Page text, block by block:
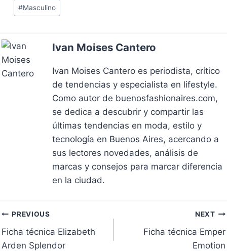
Post
Tags:
#Masculino
Ivan Moises Cantero
Ivan Moises Cantero es periodista, crítico
de tendencias y especialista en lifestyle.
Como autor de buenosfashionaires.com,
se dedica a descubrir y compartir las
últimas tendencias en moda, estilo y
tecnología en Buenos Aires, acercando a
sus lectores novedades, análisis de
marcas y consejos para marcar diferencia
en la ciudad.
Navegación
de
PREVIOUS
Ficha técnica Elizabeth
Arden Splendor
NEXT
Ficha técnica Emper
Emotion